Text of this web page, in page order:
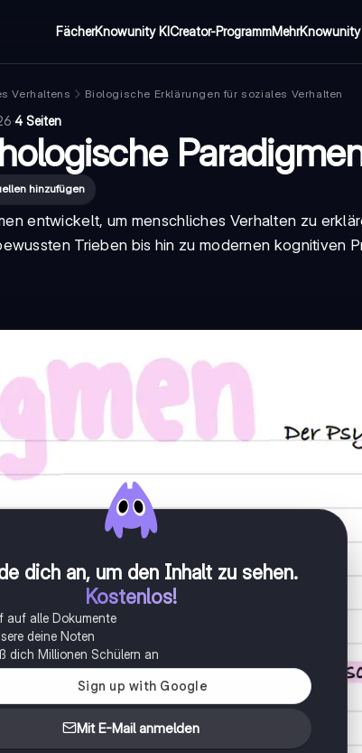
FächerKnowunity KICreator-ProgrammMehrKnowunity
Verhaltens
Biologische Erklärungen für soziales Verhalten
·4 Seiten
hinzufügen
entwickelt, um menschliches Verhalten zu
Trieben bis hin zu modernen kognitiven
dich an, um den Inhalt zu sehen.
Kostenlos!
auf alle Dokumente
deine Noten
dich Millionen Schülern an
Mit E-Mail anmelden